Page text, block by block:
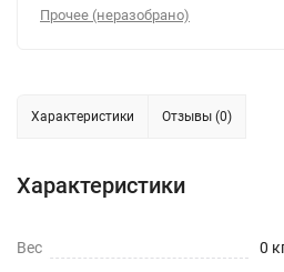
Прочее (неразобрано)
Характеристики Отзывы (0)
Характеристики
Вес 0